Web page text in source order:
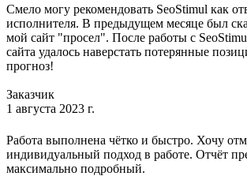
Смело могу рекомендовать SeoStimul как
исполнителя. В предыдущем месяце был
мой сайт "просел". После работы с
сайта удалось наверстать потерянные
прогноз!
Заказчик
1 августа 2023 г.
Работа выполнена чётко и быстро. Хочу
индивидуальный подход в работе. Отчёт
максимально подробный.